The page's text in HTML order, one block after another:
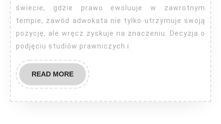
świecie, gdzie prawo ewoluuje w zawrotnym
tempie, zawód adwokata nie tylko utrzymuje swoją
pozycję, ale wręcz zyskuje na znaczeniu. Decyzja o
podjęciu studiów prawniczych i
READ MOREREAD
MORE